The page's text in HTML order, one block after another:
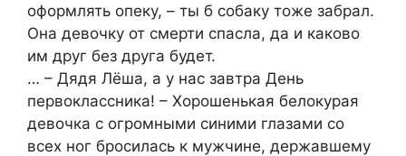
оформлять опеку, – ты б собаку тоже забрал.
Она девочку от смерти спасла, да и каково
им друг без друга будет.
… – Дядя Лёша, а у нас завтра День
первоклассника! – Хорошенькая белокурая
девочка с огромными синими глазами со
всех ног бросилась к мужчине, державшему